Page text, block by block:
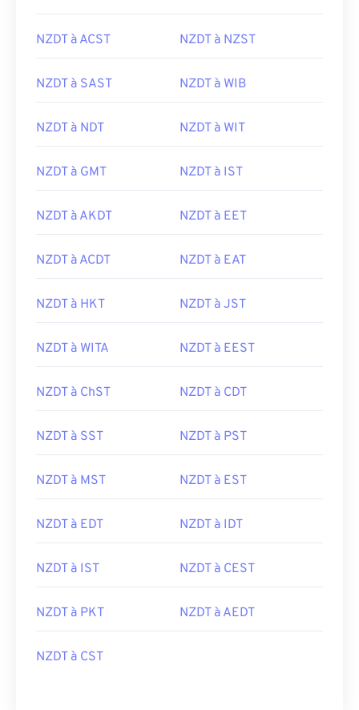
NZDT à ACST NZDT à NZST
NZDT à SAST NZDT à WIB
NZDT à NDT NZDT à WIT
NZDT à GMT NZDT à IST
NZDT à AKDT NZDT à EET
NZDT à ACDT NZDT à EAT
NZDT à HKT NZDT à JST
NZDT à WITA NZDT à EEST
NZDT à ChST NZDT à CDT
NZDT à SST NZDT à PST
NZDT à MST NZDT à EST
NZDT à EDT NZDT à IDT
NZDT à IST NZDT à CEST
NZDT à PKT NZDT à AEDT
NZDT à CST